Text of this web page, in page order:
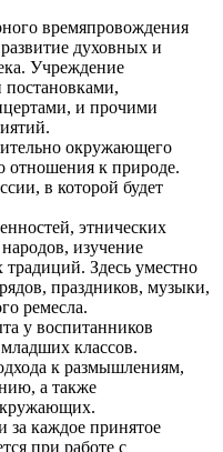
времяпровождения
духовных и
Учреждение
постановками,
и прочими
окружающего
отношения к природе.
в которой будет
этнических
изучение
Здесь уместно
праздников, музыки,
ремесла.
у воспитанников
классов.
к размышлениям,
а также
за каждое принятое
при работе с